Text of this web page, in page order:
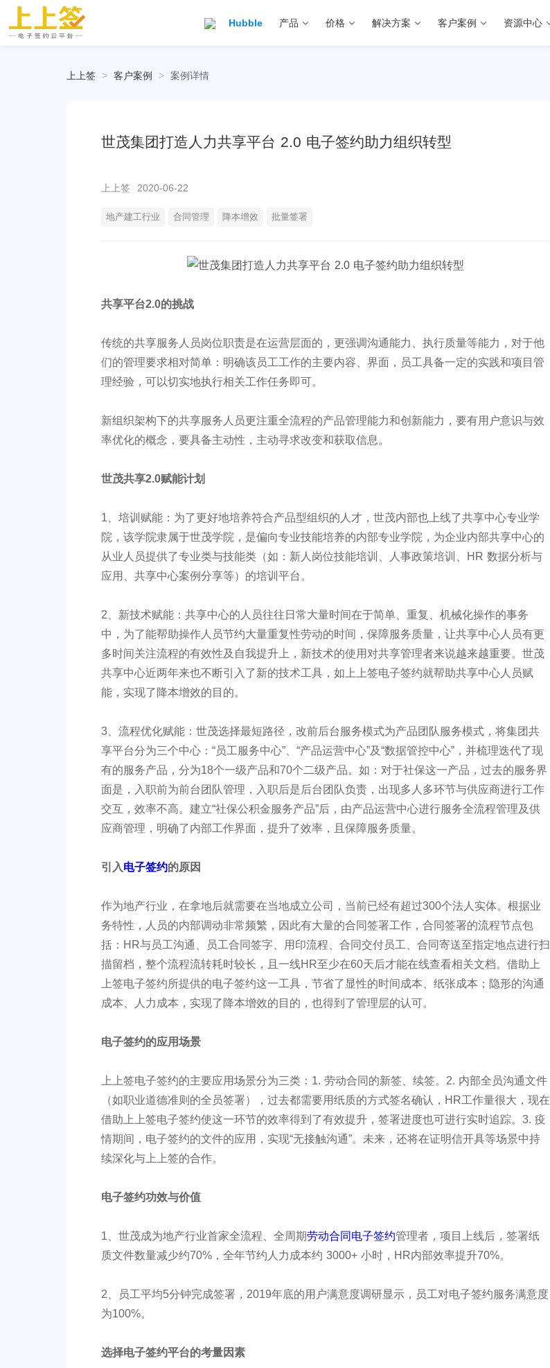
Hubble 产品 价格 解决方案 客户案例 资源中心
上上签 > 客户案例 > 案例详情
世茂集团打造人力共享平台 2.0 电子签约助力组织转型
上上签 2020-06-22
地产建工行业 合同管理 降本增效 批量签署
共享平台2.0的挑战
传统的共享服务人员岗位职责是在运营层面的，更强调沟通能力、执行质量等能力，对于他
们的管理要求相对简单：明确该员工工作的主要内容、界面，员工具备一定的实践和项目管
理经验，可以切实地执行相关工作任务即可。
新组织架构下的共享服务人员更注重全流程的产品管理能力和创新能力，要有用户意识与效
率优化的概念，要具备主动性，主动寻求改变和获取信息。
世茂共享2.0赋能计划
1、培训赋能：为了更好地培养符合产品型组织的人才，世茂内部也上线了共享中心专业学
院，该学院隶属于世茂学院，是偏向专业技能培养的内部专业学院，为企业内部共享中心的
从业人员提供了专业类与技能类（如：新人岗位技能培训、人事政策培训、HR 数据分析与
应用、共享中心案例分享等）的培训平台。
2、新技术赋能：共享中心的人员往往日常大量时间在于简单、重复、机械化操作的事务
中，为了能帮助操作人员节约大量重复性劳动的时间，保障服务质量，让共享中心人员有更
多时间关注流程的有效性及自我提升上，新技术的使用对共享管理者来说越来越重要。世茂
共享中心近两年来也不断引入了新的技术工具，如上上签电子签约就帮助共享中心人员赋
能，实现了降本增效的目的。
3、流程优化赋能：世茂选择最短路径，改前后台服务模式为产品团队服务模式，将集团共
享平台分为三个中心：“员工服务中心”、“产品运营中心”及“数据管控中心”，并梳理迭代了现
有的服务产品，分为18个一级产品和70个二级产品。如：对于社保这一产品，过去的服务界
面是，入职前为前台团队管理，入职后是后台团队负责，出现多人多环节与供应商进行工作
交互，效率不高。建立“社保公积金服务产品”后，由产品运营中心进行服务全流程管理及供
应商管理，明确了内部工作界面，提升了效率，且保障服务质量。
引入电子签约的原因
作为地产行业，在拿地后就需要在当地成立公司，当前已经有超过300个法人实体。根据业
务特性，人员的内部调动非常频繁，因此有大量的合同签署工作，合同签署的流程节点包
括：HR与员工沟通、员工合同签字、用印流程、合同交付员工、合同寄送至指定地点进行扫
描留档，整个流程流转耗时较长，且一线HR至少在60天后才能在线查看相关文档。借助上
上签电子签约所提供的电子签约这一工具，节省了显性的时间成本、纸张成本；隐形的沟通
成本、人力成本，实现了降本增效的目的，也得到了管理层的认可。
电子签约的应用场景
上上签电子签约的主要应用场景分为三类：1. 劳动合同的新签、续签。2. 内部全员沟通文件
（如职业道德准则的全员签署），过去都需要用纸质的方式签名确认，HR工作量很大，现在
借助上上签电子签约使这一环节的效率得到了有效提升，签署进度也可进行实时追踪。3. 疫
情期间，电子签约的文件的应用，实现“无接触沟通”。未来，还将在证明信开具等场景中持
续深化与上上签的合作。
电子签约功效与价值
1、世茂成为地产行业首家全流程、全周期劳动合同电子签约管理者，项目上线后，签署纸
质文件数量减少约70%，全年节约人力成本约 3000+ 小时，HR内部效率提升70%。
2、员工平均5分钟完成签署，2019年底的用户满意度调研显示，员工对电子签约服务满意度
为100%。
选择电子签约平台的考量因素